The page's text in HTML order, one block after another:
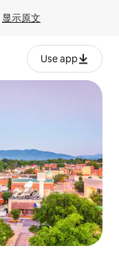
显示原文
Use app